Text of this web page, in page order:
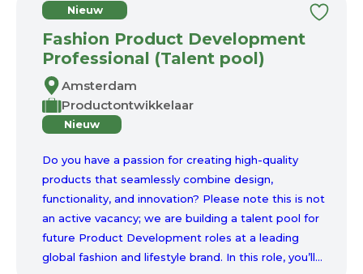
Nieuw
Fashion Product Development
Professional (Talent pool)
Amsterdam
Productontwikkelaar
Nieuw
Do you have a passion for creating high-quality
products that seamlessly combine design,
functionality, and innovation? Please note this is not
an active vacancy; we are building a talent pool for
future Product Development roles at a leading
global fashion and lifestyle brand. In this role, you’ll...